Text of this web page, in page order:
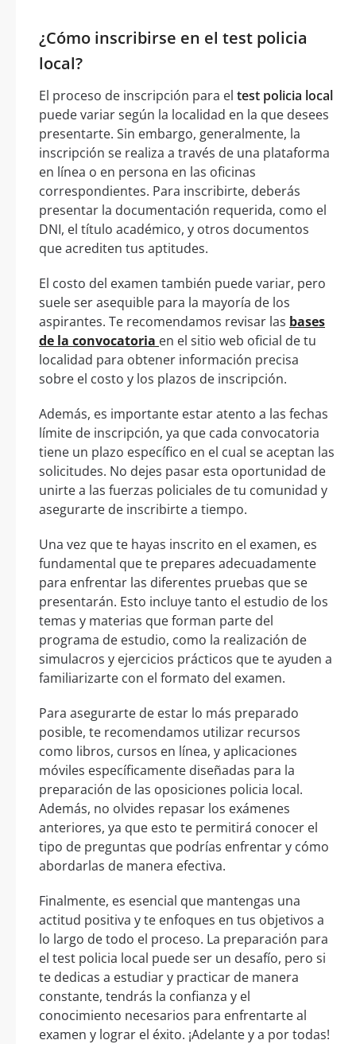
¿Cómo inscribirse en el test policia
local?
El proceso de inscripción para el test policia local
puede variar según la localidad en la que desees
presentarte. Sin embargo, generalmente, la
inscripción se realiza a través de una plataforma
en línea o en persona en las oficinas
correspondientes. Para inscribirte, deberás
presentar la documentación requerida, como el
DNI, el título académico, y otros documentos
que acrediten tus aptitudes.
El costo del examen también puede variar, pero
suele ser asequible para la mayoría de los
aspirantes. Te recomendamos revisar las bases
de la convocatoria en el sitio web oficial de tu
localidad para obtener información precisa
sobre el costo y los plazos de inscripción.
Además, es importante estar atento a las fechas
límite de inscripción, ya que cada convocatoria
tiene un plazo específico en el cual se aceptan las
solicitudes. No dejes pasar esta oportunidad de
unirte a las fuerzas policiales de tu comunidad y
asegurarte de inscribirte a tiempo.
Una vez que te hayas inscrito en el examen, es
fundamental que te prepares adecuadamente
para enfrentar las diferentes pruebas que se
presentarán. Esto incluye tanto el estudio de los
temas y materias que forman parte del
programa de estudio, como la realización de
simulacros y ejercicios prácticos que te ayuden a
familiarizarte con el formato del examen.
Para asegurarte de estar lo más preparado
posible, te recomendamos utilizar recursos
como libros, cursos en línea, y aplicaciones
móviles específicamente diseñadas para la
preparación de las oposiciones policia local.
Además, no olvides repasar los exámenes
anteriores, ya que esto te permitirá conocer el
tipo de preguntas que podrías enfrentar y cómo
abordarlas de manera efectiva.
Finalmente, es esencial que mantengas una
actitud positiva y te enfoques en tus objetivos a
lo largo de todo el proceso. La preparación para
el test policia local puede ser un desafío, pero si
te dedicas a estudiar y practicar de manera
constante, tendrás la confianza y el
conocimiento necesarios para enfrentarte al
examen y lograr el éxito. ¡Adelante y a por todas!